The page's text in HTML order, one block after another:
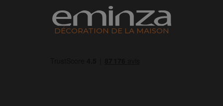
DÉCORATION DE LA MAISON